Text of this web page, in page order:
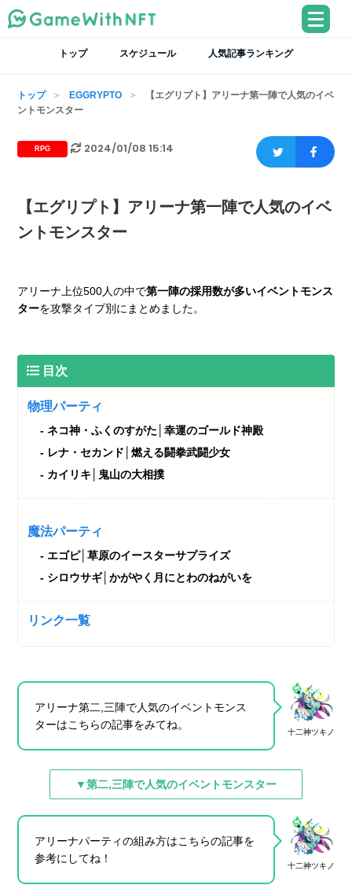
トップ スケジュール 人気記事ランキング
トップ EGGRYPTO
【エグリプト】アリーナ第一陣で人気のイベ
ントモンスター
RPG 2024/01/08 15:14
【エグリプト】アリーナ第一陣で人気のイベ
ントモンスター
アリーナ上位500人の中で第一陣の採用数が多いイベントモンス
ターを攻撃タイプ別にまとめました。
目次
物理パーティ
ネコ神・ふくのすがた│幸運のゴールド神殿
レナ・セカンド│燃える闘拳武闘少女
カイリキ│鬼山の大相撲
魔法パーティ
エゴピ│草原のイースターサプライズ
シロウサギ│かがやく月にとわのねがいを
リンク一覧
十二神ツキノ
アリーナ第二,三陣で人気のイベントモンス
ターはこちらの記事をみてね。
▼第二,三陣で人気のイベントモンスター
十二神ツキノ
アリーナパーティの組み方はこちらの記事を
参考にしてね！